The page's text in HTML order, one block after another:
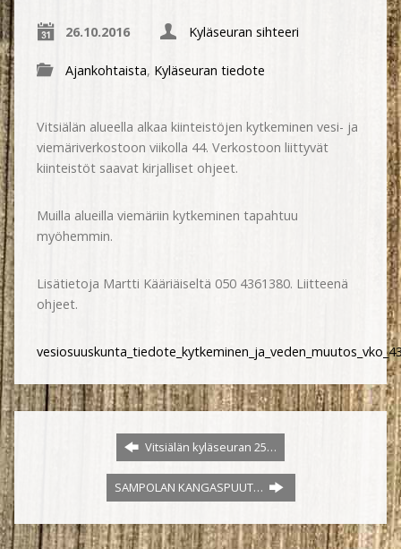
26.10.2016 Kyläseuran sihteeri
Ajankohtaista, Kyläseuran tiedote
Vitsiälän alueella alkaa kiinteistöjen kytkeminen vesi- ja
viemäriverkostoon viikolla 44. Verkostoon liittyvät
kiinteistöt saavat kirjalliset ohjeet.
Muilla alueilla viemäriin kytkeminen tapahtuu
myöhemmin.
Lisätietoja Martti Kääriäiseltä 050 4361380. Liitteenä
ohjeet.
Vitsiälän kyläseuran 25…
SAMPOLAN KANGASPUUT…